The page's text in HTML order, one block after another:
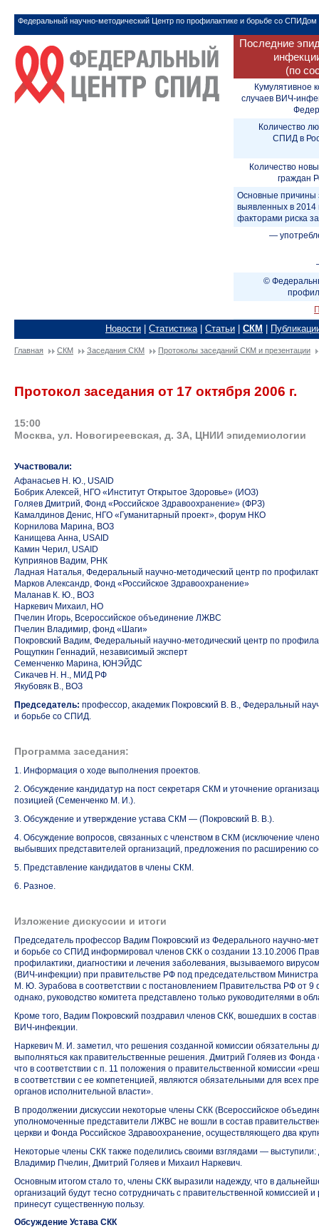
Федеральный научно-методический Центр по профилактике и борьбе со СПИДом
Последние
(по
Кумулятивное
случаев ВИЧ-
Количество
СПИД в
Количество
граждан
Основные причины
выявленных в 2014
факторами риска
—
©
Новости Статистика| Статьи СКМ
Главная СКМ Заседания СКМ Протоколы заседаний СКМ и презентации
Протокол заседания от 17 октября 2006 г.
15:00
Москва, ул. Новогиреевская, д. 3А, ЦНИИ эпидемиологии
Участвовали:
Афанасьев Н. Ю., USAID
Бобрик Алексей, НГО «Институт Открытое Здоровье» (ИОЗ)
Голяев Дмитрий, Фонд «Российское Здравоохранение» (ФРЗ)
Камалдинов Денис, НГО «Гуманитарный проект», форум НКО
Корнилова Марина, ВОЗ
Канищева Анна, USAID
Камин Черил, USAID
Куприянов Вадим, РНК
Ладная Наталья, Федеральный научно-методический центр по
Марков Александр, Фонд «Российское Здравоохранение»
Маланав К. Ю., ВОЗ
Наркевич Михаил, НО
Пчелин Игорь, Всероссийское объединение ЛЖВС
Пчелин Владимир, фонд «Шаги»
Покровский Вадим, Федеральный научно-методический центр по
Рощупкин Геннадий, независимый эксперт
Семенченко Марина, ЮНЭЙДС
Сикачев Н. Н., МИД РФ
Якубовяк В., ВОЗ
Председатель: профессор, академик Покровский В. В., Федеральный
и борьбе со СПИД.
Программа заседания:
1. Информация о ходе выполнения проектов.
2. Обсуждение кандидатур на пост секретаря СКМ и уточнение
позицией (Семенченко М. И.).
3. Обсуждение и утверждение устава СКМ — (Покровский В. В.).
4. Обсуждение вопросов, связанных с членством в СКМ (исключение
выбывших представителей организаций, предложения по расширению
5. Представление кандидатов в члены СКМ.
6. Разное.
Изложение дискуссии и итоги
Председатель профессор Вадим Покровский из Федерального научно-
и борьбе со СПИД информировал членов СКК о создании 13.10.2006
профилактики, диагностики и лечения заболевания, вызываемого
(ВИЧ-инфекции) при правительстве РФ под председательством
М. Ю. Зурабова в соответствии с постановлением Правительства РФ от 9
однако, руководство комитета представлено только руководителями в
Кроме того, Вадим Покровский поздравил членов СКК, вошедших в
ВИЧ-инфекции.
Наркевич М. И. заметил, что решения созданной комиссии обязательны
выполняться как правительственные решения. Дмитрий Голяев из
что в соответствии с п. 11 положения о правительственной комиссии
в соответствии с ее компетенцией, являются обязательными для всех
органов исполнительной власти».
В продолжении дискуссии некоторые члены СКК (Всероссийское
уполномоченные представители ЛЖВС не вошли в состав
церкви и Фонда Российское Здравоохранение, осуществляющего два
Некоторые члены СКК также поделились своими взглядами — выступили:
Владимир Пчелин, Дмитрий Голяев и Михаил Наркевич.
Основным итогом стало то, члены СКК выразили надежду, что в
организаций будут тесно сотрудничать с правительственной
принесут существенную пользу.
Обсуждение Устава СКК